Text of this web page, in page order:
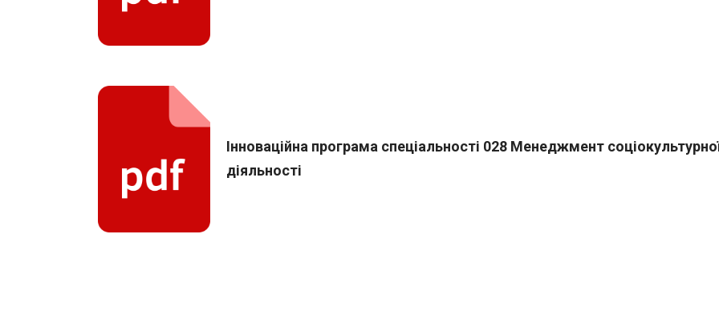
Інноваційна програма спеціальності 028 Менеджмент
діяльності